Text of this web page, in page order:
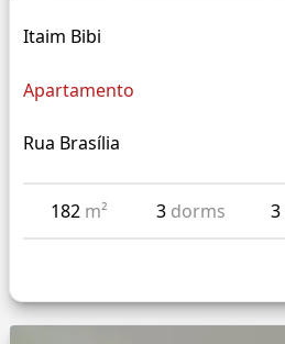
Itaim Bibi
Apartamento
Rua Brasília
182 m² 3 dorms 3